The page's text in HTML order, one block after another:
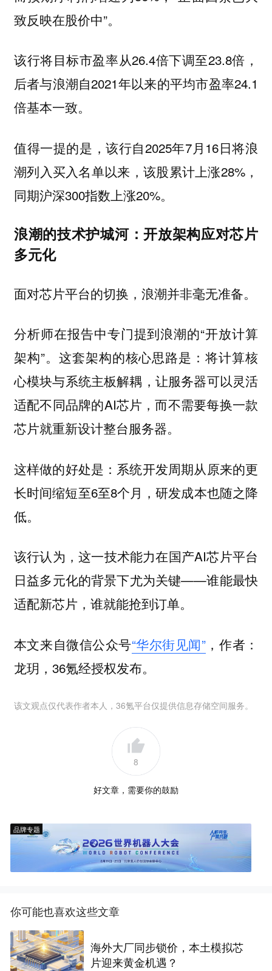
致反映在股价中”。
该行将目标市盈率从26.4倍下调至23.8倍，
后者与浪潮自2021年以来的平均市盈率24.1
倍基本一致。
值得一提的是，该行自2025年7月16日将浪
潮列入买入名单以来，该股累计上涨28%，
同期沪深300指数上涨20%。
浪潮的技术护城河：开放架构应对芯片
多元化
面对芯片平台的切换，浪潮并非毫无准备。
分析师在报告中专门提到浪潮的“开放计算
架构”。这套架构的核心思路是：将计算核
心模块与系统主板解耦，让服务器可以灵活
适配不同品牌的AI芯片，而不需要每换一款
芯片就重新设计整台服务器。
这样做的好处是：系统开发周期从原来的更
长时间缩短至6至8个月，研发成本也随之降
低。
该行认为，这一技术能力在国产AI芯片平台
日益多元化的背景下尤为关键——谁能最快
适配新芯片，谁就能抢到订单。
本文来自微信公众号“华尔街见闻”，作者：
龙玥，36氪经授权发布。
该文观点仅代表作者本人，36氪平台仅提供信息存储空间服务。
8
好文章，需要你的鼓励
品牌专题
你可能也喜欢这些文章
海外大厂同步锁价，本土模拟芯
片迎来黄金机遇？